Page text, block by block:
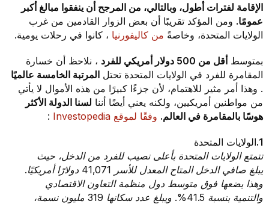
الإقامة لفترات أطول، وبالتالي، من المرجح أن ينفقوا مبالغ أكبر
عمومًا.ومن المؤكد تقريبًا أن بعض الزوار القادمين من غرب
الولايات المتحدة، وخاصةًمن كاليفورنيا، كانوا في رحلات يومية.
بمتوسطأقل من 500 دولار أمريكي للفرد
، نلاحظ أن خسارة
المقامرة للفرد في الولايات المتحدة تحتل المرتبة الخامسة عالميًا
. وهذا أمر مثير للاهتمام، لأن جزءًا كبيرًا من هذه الأموال لا يأتي
من مواطنين أمريكيين، ولكنه يعني أيضًا أننالسنا الدولة الأكثر
هوسًا بالمقامرة في العالم. وفقًا لموقع Investopedia :
الولايات المتحدة
تتمتع الولايات المتحدة بأعلى نصيب للفرد من الدخل، حيث
يبلغ صافي الدخل المتاح المعدل للأسر 41,071 دولارًا أمريكيًا.
وهذا يضعها فوق متوسط دول منظمة التعاون الاقتصادي
والتنمية بنسبة 41.5%. ويبلغ عدد سكانها 319 مليون نسمة،